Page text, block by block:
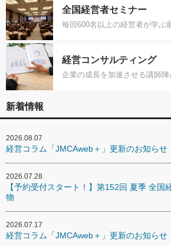
全国経営者セミナー
毎回600名以上の経営者が学ぶ
経営コンサルティング
企業の成長を加速させる講師
新着情報
2026.08.07
経営コラム「JMCAweb＋」更新のお知らせ
2026.07.28
【予約受付スタート！】第152回 夏季 全国
物
2026.07.17
経営コラム「JMCAweb＋」更新のお知らせ